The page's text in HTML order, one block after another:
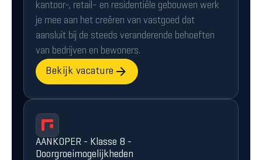
kantoor-, retail- en residentiële gebouwen werk
je mee aan het creëren van vastgoed dat
aansluit bij de steeds veranderende behoeften
van bedrijven en bewoners.
Bekijk vacature
AANKOPER - Klasse 8 -
Doorgroeimogelijkheden